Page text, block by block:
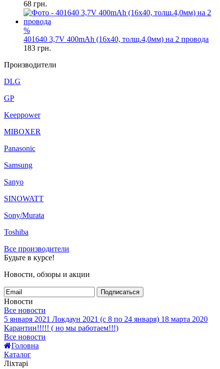
68 грн.
%
401640 3,7V 400mAh (16x40, толщ.4,0мм) на 2 провода
183 грн.
Производители
DLG
GP
Keeppower
MIBOXER
Panasonic
Samsung
Sanyo
SINOWATT
Sony/Murata
Toshiba
Все производители
Будьте в курсе!
Новости, обзоры и акции
Подписаться
Новости
Все новости
5 января 2021 Локдаун 2021 (с 8 по 24 января) 18 марта 2020
Карантин!!!!! ( но мы работаем!!!)
Все новости
Головна
Каталог
Ліхтарі